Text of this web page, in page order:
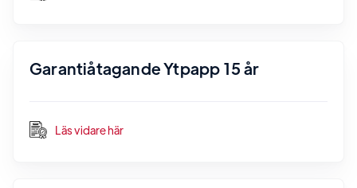
Garantiåtagande Ytpapp 15 år
Läs vidare här